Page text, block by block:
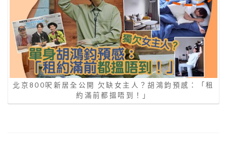
北京800呎新居全公開 欠缺女主人？胡鴻鈞預感：「租
約滿前都搵唔到！」